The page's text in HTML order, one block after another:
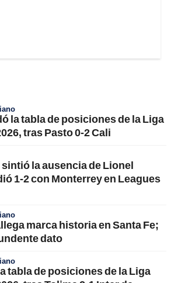
la tabla de posiciones de la Liga
tras Pasto 0-2 Cali
la ausencia de Lionel
1-2 con Monterrey en Leagues
marca historia en Santa Fe;
dato
tabla de posiciones de la Liga